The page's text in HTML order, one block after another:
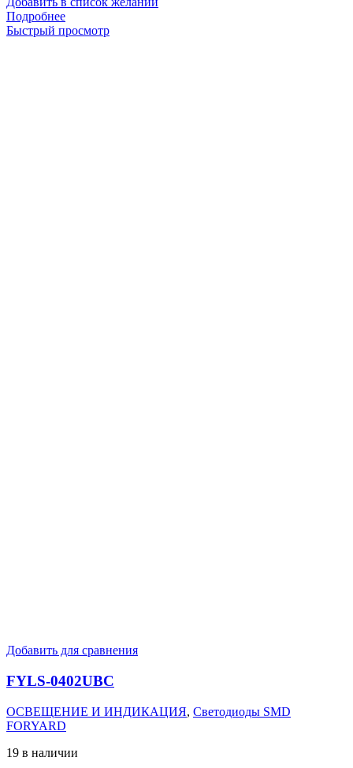
Подробнее
Быстрый просмотр
Добавить для сравнения
FYLS-0402UBC
ОСВЕЩЕНИЕ И ИНДИКАЦИЯ, Светодиоды SMD
FORYARD
19 в наличии